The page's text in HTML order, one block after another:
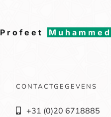
Profeet Muhammed
CONTACTGEGEVENS
+31 (0)20 6718885